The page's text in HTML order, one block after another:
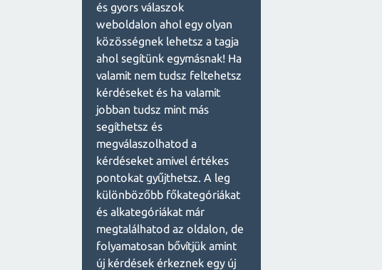
és gyors válaszok
weboldalon ahol egy olyan
közösségnek lehetsz a tagja
ahol segítünk egymásnak! Ha
valamit nem tudsz feltehetsz
kérdéseket és ha valamit
jobban tudsz mint más
segíthetsz és
megválaszolhatod a
kérdéseket amivel értékes
pontokat gyűjthetsz. A leg
különbözőbb főkategóriákat
és alkategóriákat már
megtalálhatod az oldalon, de
folyamatosan bővítjük amint
új kérdések érkeznek egy új